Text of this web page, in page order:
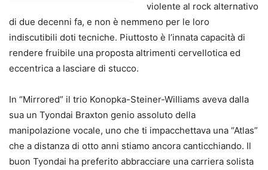
violente al rock alternativo
di due decenni fa, e non è nemmeno per le loro
indiscutibili doti tecniche. Piuttosto è l’innata capacità di
rendere fruibile una proposta altrimenti cervellotica ed
eccentrica a lasciare di stucco.
In “Mirrored” il trio Konopka-Steiner-Williams aveva dalla
sua un Tyondai Braxton genio assoluto della
manipolazione vocale, uno che ti impacchettava una “Atlas”
che a distanza di otto anni stiamo ancora canticchiando. Il
buon Tyondai ha preferito abbracciare una carriera solista